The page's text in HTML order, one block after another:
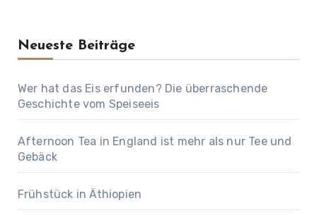
Neueste Beiträge
Wer hat das Eis erfunden? Die überraschende
Geschichte vom Speiseeis
Afternoon Tea in England ist mehr als nur Tee und
Gebäck
Frühstück in Äthiopien